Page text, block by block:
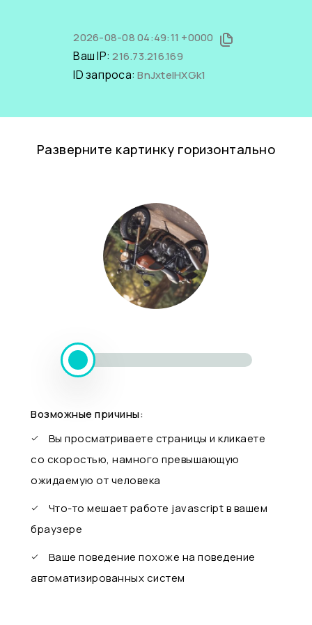
2026-08-08 04:49:11 +0000
Ваш IP:216.73.216.169
ID запроса:BnJxtelHXGk1
Разверните картинку горизонтально
Возможные причины:
Вы просматриваете страницы и кликаете
со скоростью, намного превышающую
ожидаемую от человека
Что-то мешает работе javascript в вашем
браузере
Ваше поведение похоже на поведение
автоматизированных систем